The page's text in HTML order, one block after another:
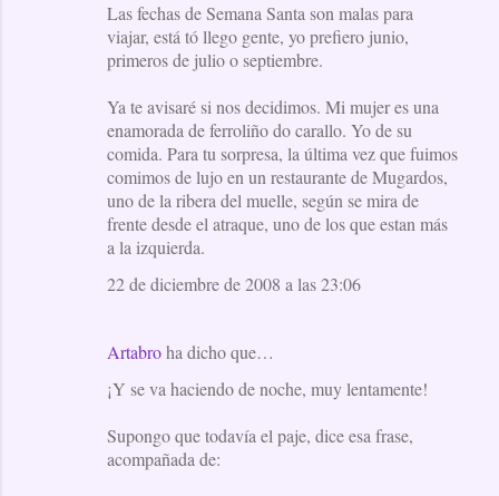
Las fechas de Semana Santa son malas para
viajar, está tó llego gente, yo prefiero junio,
primeros de julio o septiembre.
Ya te avisaré si nos decidimos. Mi mujer es una
enamorada de ferroliño do carallo. Yo de su
comida. Para tu sorpresa, la última vez que fuimos
comimos de lujo en un restaurante de Mugardos,
uno de la ribera del muelle, según se mira de
frente desde el atraque, uno de los que estan más
a la izquierda.
22 de diciembre de 2008 a las 23:06
Artabroha dicho que…
¡Y se va haciendo de noche, muy lentamente!
Supongo que todavía el paje, dice esa frase,
acompañada de: